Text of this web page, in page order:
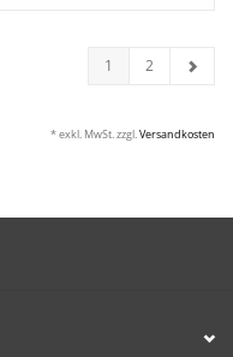
1 2
* exkl. MwSt. zzgl.Versandkosten